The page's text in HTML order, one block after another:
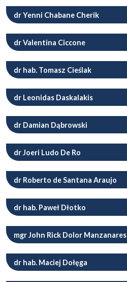
dr Yenni Chabane Cherik
dr Valentina Ciccone
dr hab. Tomasz Cieślak
dr Leonidas Daskalakis
dr Damian Dąbrowski
dr Joeri Ludo De Ro
dr Roberto de Santana Araujo
dr hab. Paweł Dłotko
mgr John Rick Dolor Manzanares
dr hab. Maciej Dołęga